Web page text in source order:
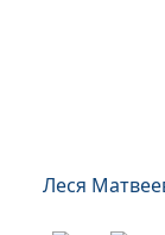
Леся